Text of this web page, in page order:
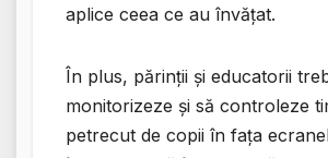
aplice ceea ce au învățat.
În plus, părinții și educatorii
monitorizeze și să controleze
petrecut de copii în fața